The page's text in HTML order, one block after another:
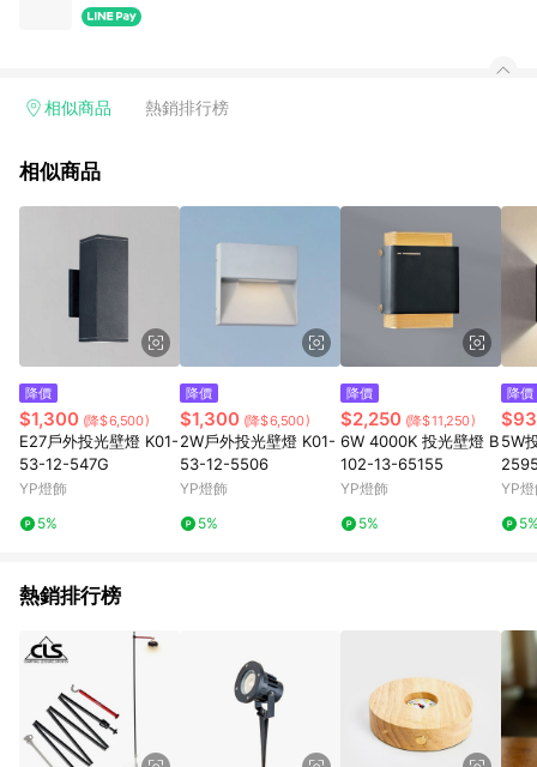
相似商品 熱銷排行榜
相似商品
降價
$1,300 (降$6,500)
E27戶外投光壁燈 K01-
53-12-547G
YP燈飾
5%
降價
$1,300 (降$6,500)
2W戶外投光壁燈 K01-
53-12-5506
YP燈飾
5%
降價
$2,250 (降$11,250)
6W 4000K 投光壁燈 B
102-13-65155
YP燈飾
5%
降價
5W
YP
熱銷排行榜